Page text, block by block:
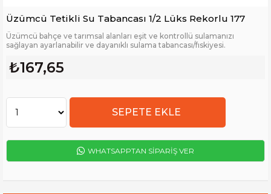
Üzümcü Tetikli Su Tabancası 1/2 Lüks Rekorlu 177
Üzümcü bahçe ve tarımsal alanları eşit ve kontrollü sulamanızı
sağlayan ayarlanabilir ve dayanıklı sulama tabancası/fıskiyesi.
₺167,65
WHATSAPPTAN SİPARİŞ VER